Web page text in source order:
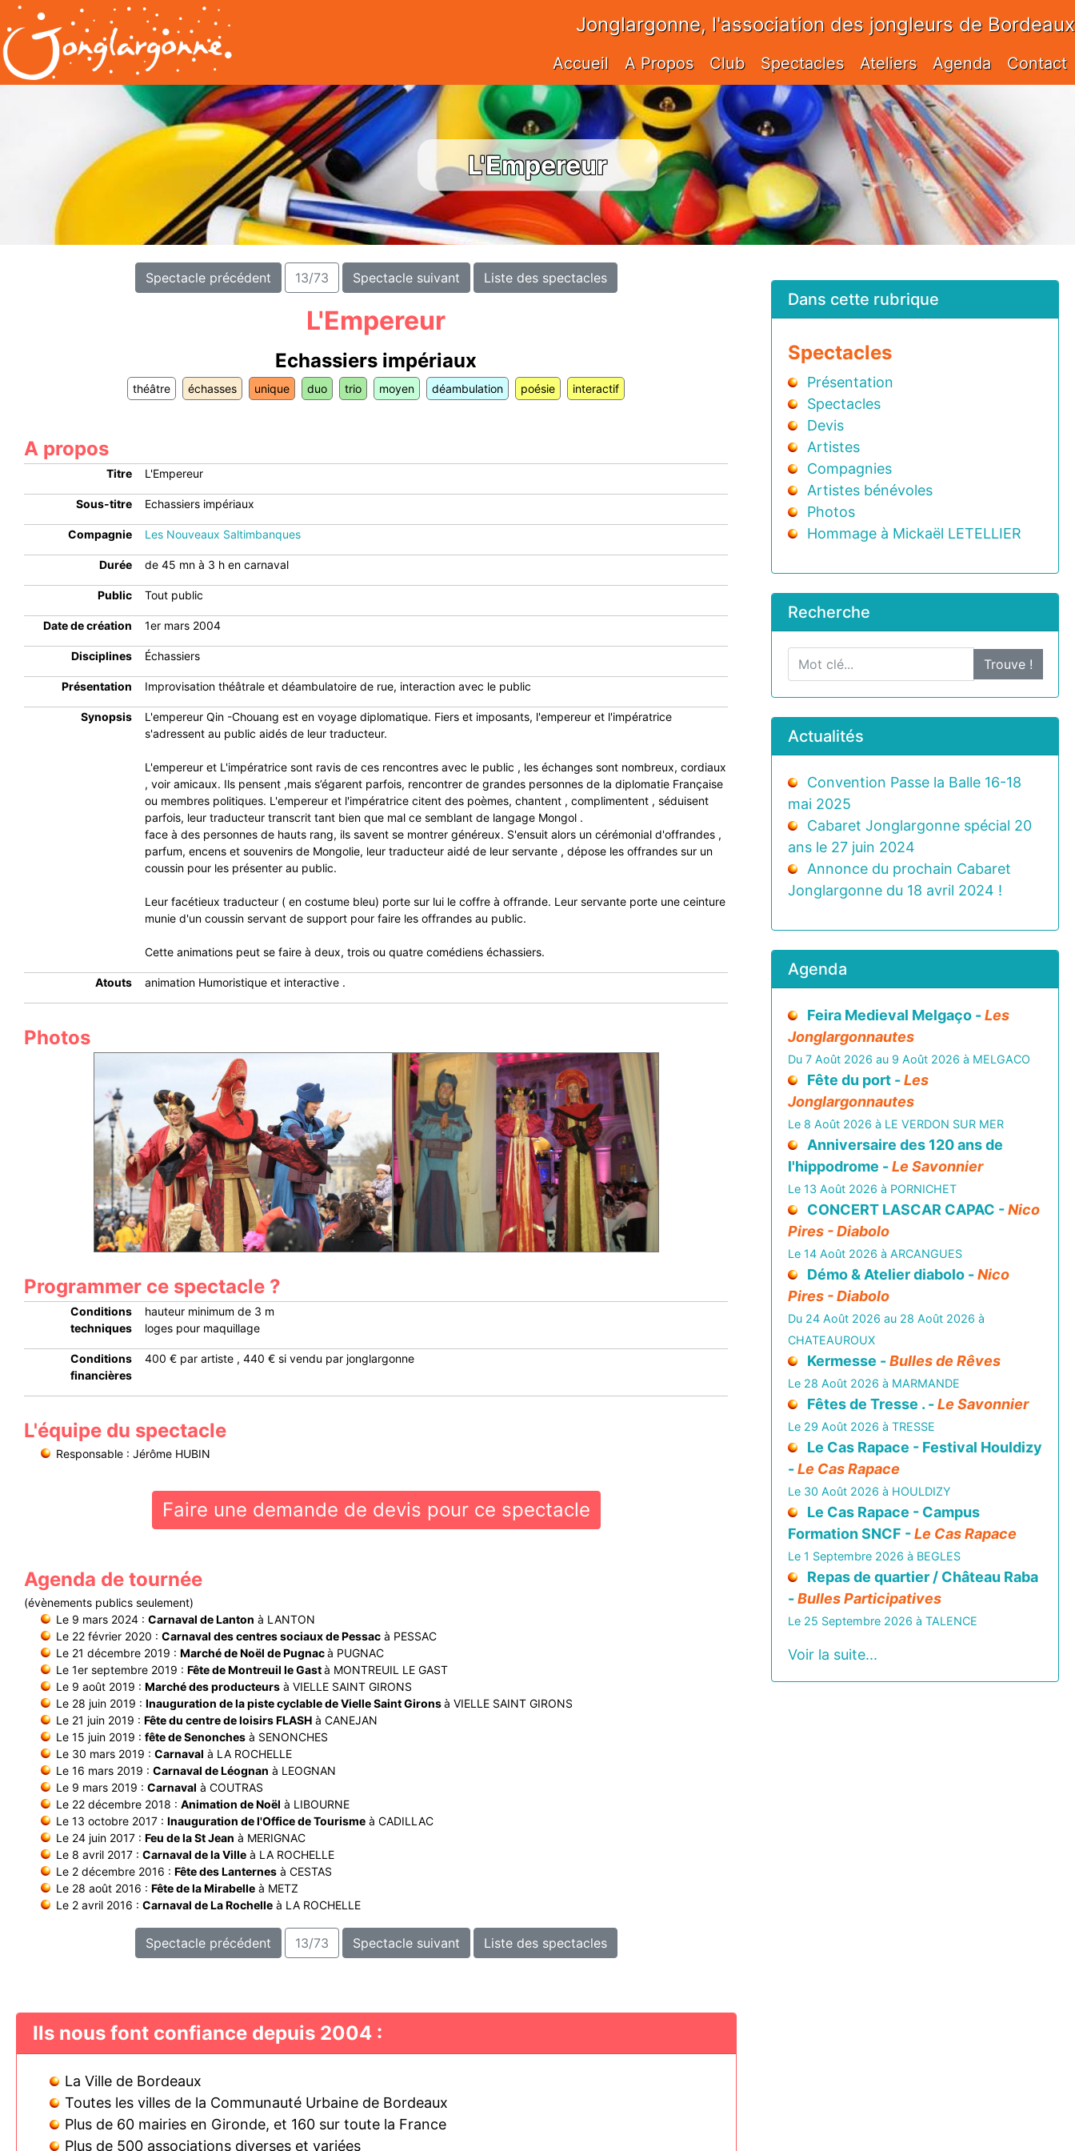
Jonglargonne, l'association des jongleurs de Bordeaux
Accueil A Propos Club Spectacles Ateliers Agenda Contact
L'Empereur
Spectacle précédent 13/73 Spectacle suivant Liste des spectacles
L'Empereur
Echassiers impériaux
théâtre échasses unique duo trio moyen déambulation poésie interactif
A propos
Titre L'Empereur
Sous-titre Echassiers impériaux
Compagnie Les Nouveaux Saltimbanques
Durée de 45 mn à 3 h en carnaval
Public Tout public
Date de création 1er mars 2004
Disciplines Échassiers
Présentation Improvisation théâtrale et déambulatoire de rue, interaction avec le public
Synopsis
L'empereur Qin -Chouang est en voyage diplomatique. Fiers et imposants, l'empereur et l'impératrice
s'adressent au public aidés de leur traducteur.
L'empereur et L'impératrice sont ravis de ces rencontres avec le public , les échanges sont nombreux, cordiaux
, voir amicaux. Ils pensent ,mais s’égarent parfois, rencontrer de grandes personnes de la diplomatie Française
ou membres politiques. L'empereur et l'impératrice citent des poèmes, chantent , complimentent , séduisent
parfois, leur traducteur transcrit tant bien que mal ce semblant de langage Mongol .
face à des personnes de hauts rang, ils savent se montrer généreux. S'ensuit alors un cérémonial d'offrandes ,
parfum, encens et souvenirs de Mongolie, leur traducteur aidé de leur servante , dépose les offrandes sur un
coussin pour les présenter au public.
Leur facétieux traducteur ( en costume bleu) porte sur lui le coffre à offrande. Leur servante porte une ceinture
munie d'un coussin servant de support pour faire les offrandes au public.
Cette animations peut se faire à deux, trois ou quatre comédiens échassiers.
Atouts animation Humoristique et interactive .
Photos
Programmer ce spectacle ?
Conditions
techniques
hauteur minimum de 3 m
loges pour maquillage
Conditions
financières
400 € par artiste , 440 € si vendu par jonglargonne
L'équipe du spectacle
Responsable : Jérôme HUBIN
Faire une demande de devis pour ce spectacle
Agenda de tournée
(évènements publics seulement)
Le 9 mars 2024 : Carnaval de Lanton à LANTON
Le 22 février 2020 : Carnaval des centres sociaux de Pessac à PESSAC
Le 21 décembre 2019 : Marché de Noël de Pugnacà PUGNAC
Le 1er septembre 2019 : Fête de Montreuil le Gastà MONTREUIL LE GAST
Le 9 août 2019 : Marché des producteurs à VIELLE SAINT GIRONS
Le 28 juin 2019 : Inauguration de la piste cyclable de Vielle Saint Gironsà VIELLE SAINT GIRONS
Le 21 juin 2019 : Fête du centre de loisirs FLASH à CANEJAN
Le 15 juin 2019 : fête de Senonches à SENONCHES
Le 30 mars 2019 : Carnaval à LA ROCHELLE
Le 16 mars 2019 : Carnaval de Léognan à LEOGNAN
Le 9 mars 2019 : Carnaval à COUTRAS
Le 22 décembre 2018 : Animation de Noël à LIBOURNE
Le 13 octobre 2017 : Inauguration de l'Office de Tourisme à CADILLAC
Le 24 juin 2017 : Feu de la St Jean à MERIGNAC
Le 8 avril 2017 : Carnaval de la Ville à LA ROCHELLE
Le 2 décembre 2016 : Fête des Lanternes à CESTAS
Le 28 août 2016 : Fête de la Mirabelle à METZ
Le 2 avril 2016 : Carnaval de La Rochelle à LA ROCHELLE
Spectacle précédent 13/73 Spectacle suivant Liste des spectacles
Ils nous font confiance depuis 2004 :
La Ville de Bordeaux
Toutes les villes de la Communauté Urbaine de Bordeaux
Plus de 60 mairies en Gironde, et 160 sur toute la France
Plus de 500 associations diverses et variées
Dans cette rubrique
Spectacles
Présentation
Spectacles
Devis
Artistes
Compagnies
Artistes bénévoles
Photos
Hommage à Mickaël LETELLIER
Recherche
Trouve !
Actualités
Convention Passe la Balle 16-18
mai 2025
Cabaret Jonglargonne spécial 20
ans le 27 juin 2024
Annonce du prochain Cabaret
Jonglargonne du 18 avril 2024 !
Agenda
Feira Medieval Melgaço -Les
Jonglargonnautes
Du 7 Août 2026 au 9 Août 2026 à MELGACO
Fête du port -Les
Jonglargonnautes
Le 8 Août 2026 à LE VERDON SUR MER
Anniversaire des 120 ans de
l'hippodrome -Le Savonnier
Le 13 Août 2026 à PORNICHET
CONCERT LASCAR CAPAC -Nico
Pires - Diabolo
Le 14 Août 2026 à ARCANGUES
Démo & Atelier diabolo -Nico
Pires - Diabolo
Du 24 Août 2026 au 28 Août 2026 à
CHATEAUROUX
Kermesse -Bulles de Rêves
Le 28 Août 2026 à MARMANDE
Fêtes de Tresse . -Le Savonnier
Le 29 Août 2026 à TRESSE
Le Cas Rapace - Festival Houldizy
-Le Cas Rapace
Le 30 Août 2026 à HOULDIZY
Le Cas Rapace - Campus
Formation SNCF -Le Cas Rapace
Le 1 Septembre 2026 à BEGLES
Repas de quartier / Château Raba
-Bulles Participatives
Le 25 Septembre 2026 à TALENCE
Voir la suite...